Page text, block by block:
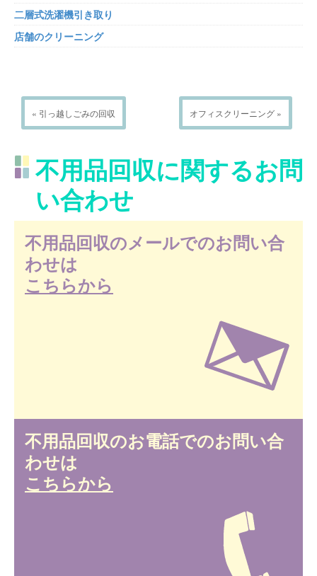
二層式洗濯機引き取り
店舗のクリーニング
« 引っ越しごみの回収 オフィスクリーニング »
不用品回収に関するお問
い合わせ
不用品回収のメールでのお問い合
わせは
こちらから
不用品回収のお電話でのお問い合
わせは
こちらから